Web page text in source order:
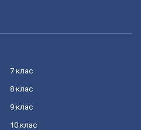
7 клас
8 клас
9 клас
10 клас